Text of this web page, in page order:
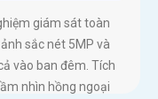
giám sát toàn
sắc nét 5MP và
vào ban đêm. Tích
nhìn hồng ngoại